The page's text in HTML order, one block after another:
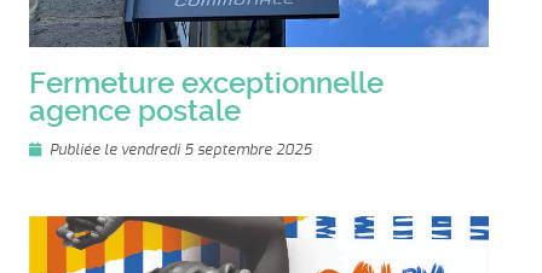
Fermeture exceptionnelle
agence postale
Publiée le vendredi 5 septembre 2025